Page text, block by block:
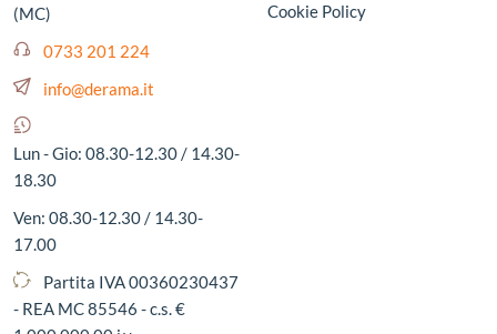
(MC)
0733 201 224
info@derama.it
Lun - Gio: 08.30-12.30 / 14.30-
18.30
Ven: 08.30-12.30 / 14.30-
17.00
Partita IVA 00360230437
- REA MC 85546 - c.s. €
Cookie Policy